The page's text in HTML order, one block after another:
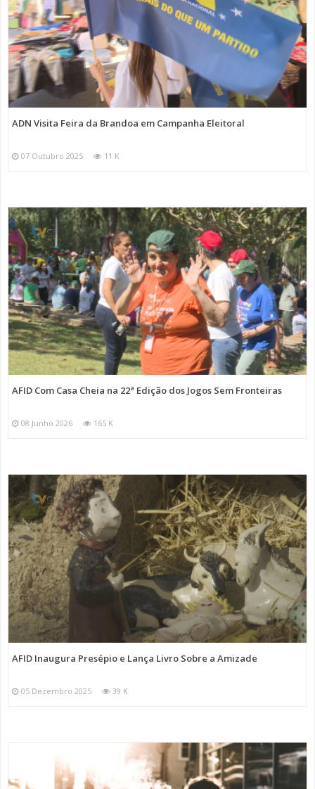
ADN Visita Feira da Brandoa em Campanha Eleitoral
07 Outubro 2025 11 K
AFID Com Casa Cheia na 22ª Edição dos Jogos Sem Fronteiras
08 Junho 2026 165 K
AFID Inaugura Presépio e Lança Livro Sobre a Amizade
05 Dezembro 2025 39 K